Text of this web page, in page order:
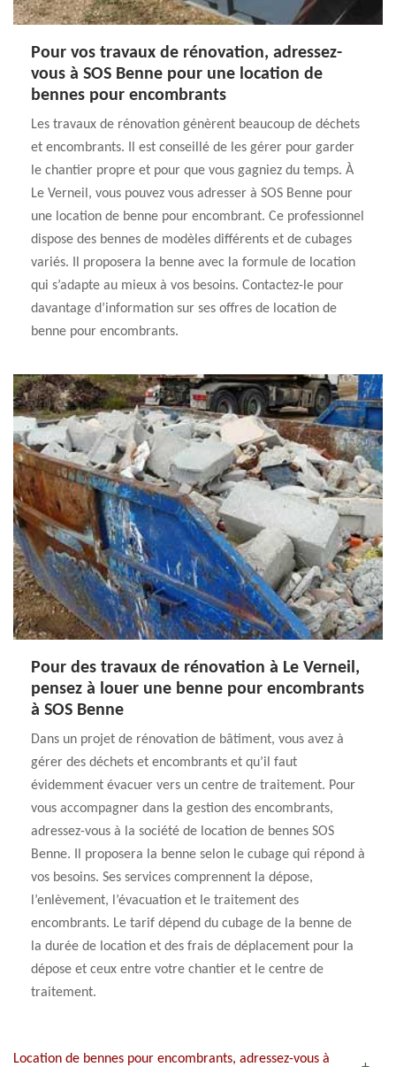
Pour vos travaux de rénovation, adressez-
vous à SOS Benne pour une location de
bennes pour encombrants
Les travaux de rénovation génèrent beaucoup de déchets
et encombrants. Il est conseillé de les gérer pour garder
le chantier propre et pour que vous gagniez du temps. À
Le Verneil, vous pouvez vous adresser à SOS Benne pour
une location de benne pour encombrant. Ce professionnel
dispose des bennes de modèles différents et de cubages
variés. Il proposera la benne avec la formule de location
qui s’adapte au mieux à vos besoins. Contactez-le pour
davantage d’information sur ses offres de location de
benne pour encombrants.
Pour des travaux de rénovation à Le Verneil,
pensez à louer une benne pour encombrants
à SOS Benne
Dans un projet de rénovation de bâtiment, vous avez à
gérer des déchets et encombrants et qu’il faut
évidemment évacuer vers un centre de traitement. Pour
vous accompagner dans la gestion des encombrants,
adressez-vous à la société de location de bennes SOS
Benne. Il proposera la benne selon le cubage qui répond à
vos besoins. Ses services comprennent la dépose,
l’enlèvement, l’évacuation et le traitement des
encombrants. Le tarif dépend du cubage de la benne de
la durée de location et des frais de déplacement pour la
dépose et ceux entre votre chantier et le centre de
traitement.
Location de bennes pour encombrants, adressez-vous à